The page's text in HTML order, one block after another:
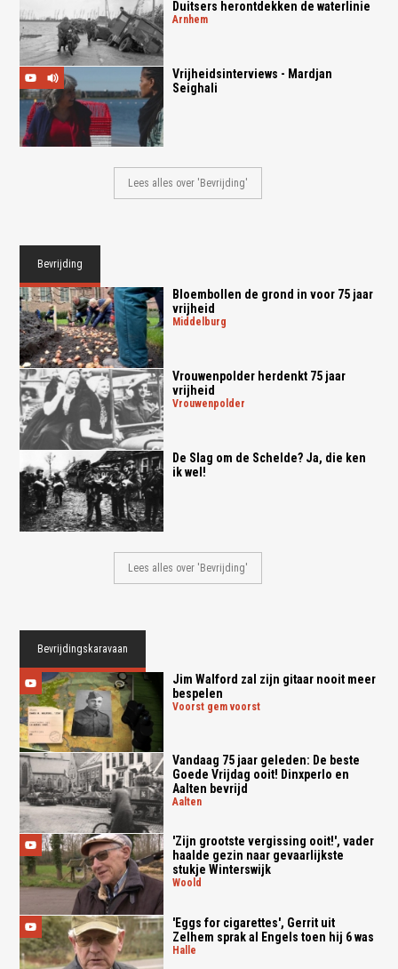
Duitsers herontdekken de waterlinie
arnhem
Vrijheidsinterviews - Mardjan
Seighali
Lees alles over 'Bevrijding'
Bevrijding
Bloembollen de grond in voor 75 jaar
vrijheid
middelburg
Vrouwenpolder herdenkt 75 jaar
vrijheid
vrouwenpolder
De Slag om de Schelde? Ja, die ken
ik wel!
Lees alles over 'Bevrijding'
Bevrijdingskaravaan
Jim Walford zal zijn gitaar nooit meer
bespelen
voorst gem voorst
Vandaag 75 jaar geleden: De beste
Goede Vrijdag ooit! Dinxperlo en
Aalten bevrijd
aalten
'Zijn grootste vergissing ooit!', vader
haalde gezin naar gevaarlijkste
stukje Winterswijk
woold
'Eggs for cigarettes', Gerrit uit
Zelhem sprak al Engels toen hij 6 was
halle